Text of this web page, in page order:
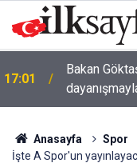
17:01
Bakan
Anasayfa Spor
İşte A Spor'un